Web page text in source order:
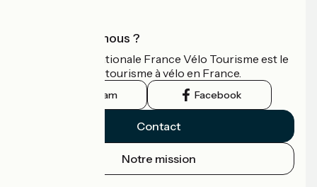
Qui sommes-nous ?
L'association nationale France Vélo Tourisme est le
guide officiel du tourisme à vélo en France.
Instagram Facebook
Contact
Notre mission